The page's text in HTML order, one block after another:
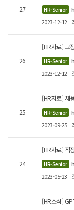
27 HR-Senior
2023-12-12
26
[HR자료] 고
HR-Senior
2023-12-12
25
[HR자료] 채
HR-Senior
2023-09-25
24
[HR자료] 직
HR-Senior
2023-05-23
[HR소식]